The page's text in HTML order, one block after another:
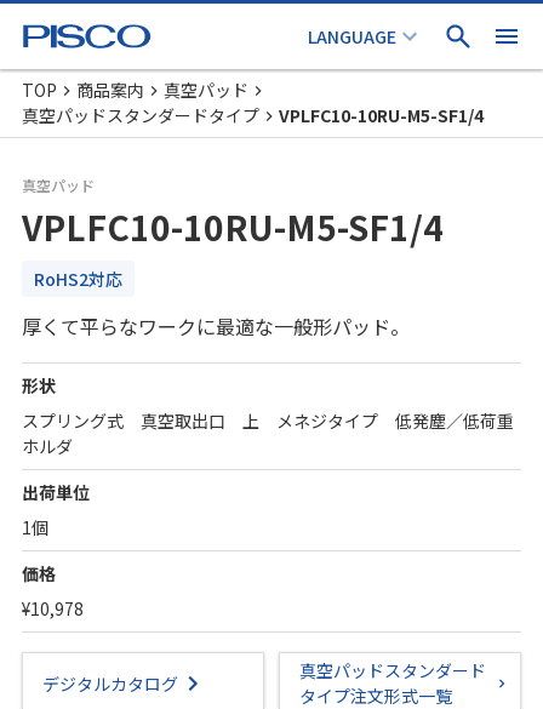
TOP 商品案内
真空パッド
真空パッドスタンダードタイプ
VPLFC10-10RU-M5-SF1/4
真空パッド
VPLFC10-10RU-M5-SF1/4
RoHS2対応
厚くて平らなワークに最適な一般形パッド。
形状
スプリング式 真空取出口 上 メネジタイプ 低発塵／低荷重
ホルダ
出荷単位
1個
価格
¥10,978
デジタルカタログ
真空パッドスタンダード
タイプ注文形式一覧